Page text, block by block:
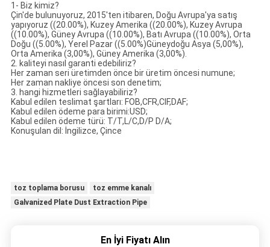
1- Biz kimiz?
Çin'de bulunuyoruz, 2015'ten itibaren, Doğu Avrupa'ya satış
yapıyoruz ((20.00%), Kuzey Amerika ((20.00%), Kuzey Avrupa
((10.00%), Güney Avrupa ((10.00%), Batı Avrupa ((10.00%), Orta
Doğu ((5.00%), Yerel Pazar ((5.00%)Güneydoğu Asya (5,00%),
Orta Amerika (3,00%), Güney Amerika (3,00%).
2. kaliteyi nasıl garanti edebiliriz?
Her zaman seri üretimden önce bir üretim öncesi numune;
Her zaman nakliye öncesi son denetim;
3. hangi hizmetleri sağlayabiliriz?
Kabul edilen teslimat şartları: FOB,CFR,CIF,DAF;
Kabul edilen ödeme para birimi:USD;
Kabul edilen ödeme türü: T/T,L/C,D/P D/A;
Konuşulan dil: İngilizce, Çince
toz toplama borusu
toz emme kanalı
Galvanized Plate Dust Extraction Pipe
En İyi Fiyatı Alın